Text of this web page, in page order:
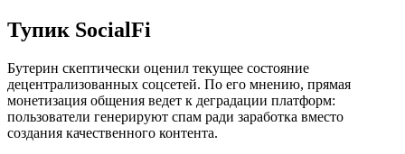
Тупик SocialFi
Бутерин скептически оценил текущее состояние
децентрализованных соцсетей. По его мнению, прямая
монетизация общения ведет к деградации платформ:
пользователи генерируют спам ради заработка вместо
создания качественного контента.